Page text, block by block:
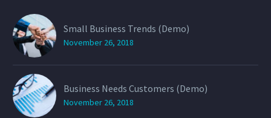
Small Business Trends (Demo)
November 26, 2018
Business Needs Customers (Demo)
November 26, 2018